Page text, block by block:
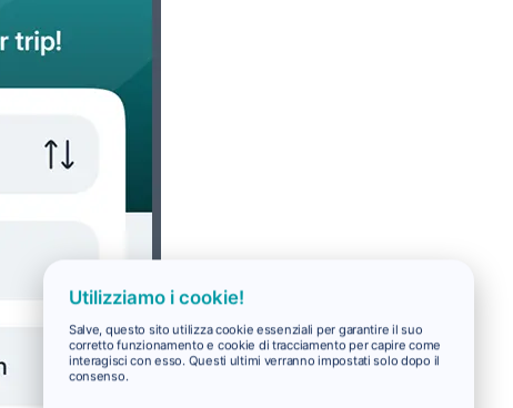
Utilizziamo i cookie!
Salve, questo sito utilizza cookie essenziali per garantire il suo
corretto funzionamento e cookie di tracciamento per capire come
interagisci con esso. Questi ultimi verranno impostati solo dopo il
consenso.